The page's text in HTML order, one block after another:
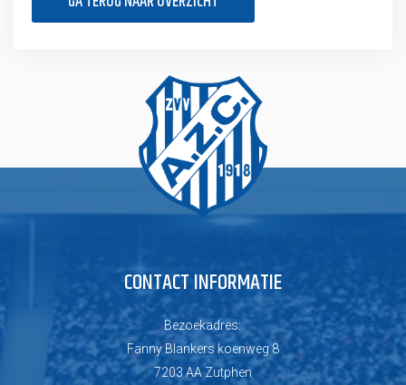
CONTACT INFORMATIE
Bezoekadres:
Fanny Blankers koenweg 8
7203 AA Zutphen